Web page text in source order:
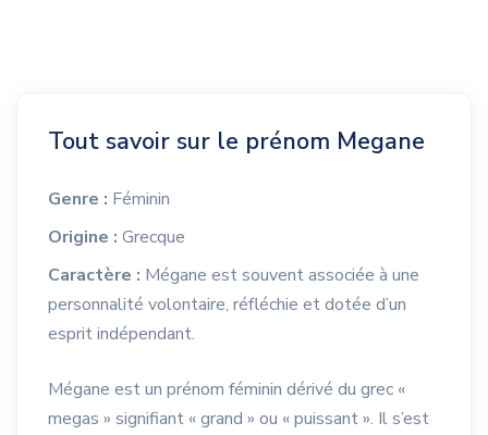
Tout savoir sur le prénom Megane
Genre : Féminin
Origine : Grecque
Caractère : Mégane est souvent associée à une
personnalité volontaire, réfléchie et dotée d’un
esprit indépendant.
Mégane est un prénom féminin dérivé du grec «
megas » signifiant « grand » ou « puissant ». Il s’est